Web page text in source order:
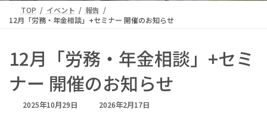
TOP イベント
報告
12月「労務・年金相談」+セミナー 開催のお知らせ
12月「労務・年金相談」+セミ
ナー 開催のお知らせ
2025年10月29日
最
2026年2月17日